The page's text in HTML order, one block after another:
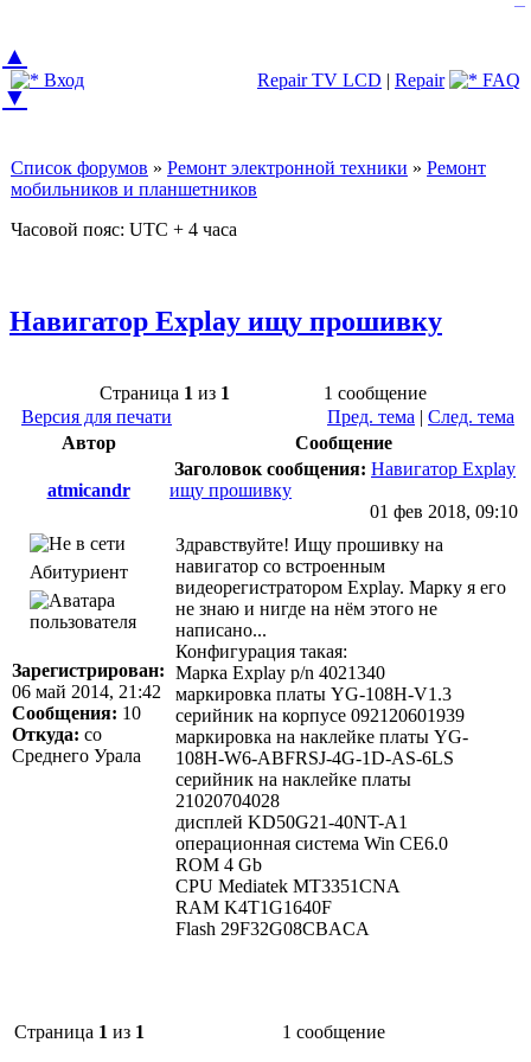
Вход Repair TV LCD | Repair FAQ
Список форумов » Ремонт электронной техники » Ремонт
мобильников и планшетников
Часовой пояс: UTC + 4 часа
Навигатор Explay ищу прошивку
Страница 1 из 1
1 сообщение
Версия для печати
Пред. тема | След. тема
Автор
Сообщение
atmicandr
Заголовок сообщения: Навигатор Explay
ищу прошивку
01 фев 2018, 09:10
Абитуриент
Зарегистрирован:
06 май 2014, 21:42
Сообщения: 10
Откуда: со
Среднего Урала
Здравствуйте! Ищу прошивку на
навигатор со встроенным
видеорегистратором Explay. Марку я его
не знаю и нигде на нём этого не
написано...
Конфигурация такая:
Марка Explay p/n 4021340
маркировка платы YG-108H-V1.3
серийник на корпусе 092120601939
маркировка на наклейке платы YG-
108H-W6-ABFRSJ-4G-1D-AS-6LS
серийник на наклейке платы
21020704028
дисплей KD50G21-40NT-A1
операционная система Win CE6.0
ROM 4 Gb
CPU Mediatek MT3351CNA
RAM K4T1G1640F
Flash 29F32G08CBACA
Страница 1 из 1 1 сообщение
—
▲
▼